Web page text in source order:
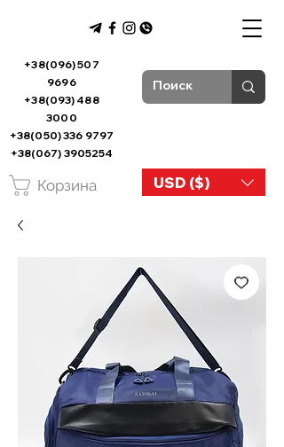
+38(096) 507
9696
+38(093) 488
3000
+38(050) 336 9797
+38(067) 3905254
USD ($)
Корзина